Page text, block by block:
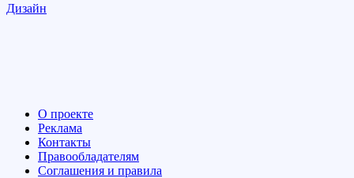
Дизайн
О проекте
Реклама
Контакты
Правообладателям
Соглашения и правила